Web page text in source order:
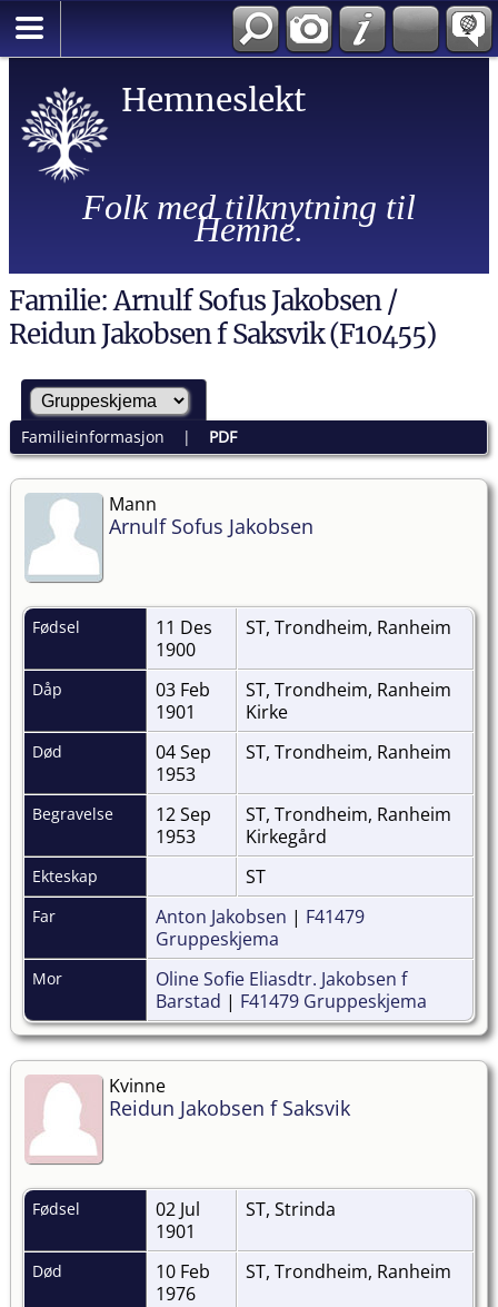
Hemneslekt
Folk med tilknytning til
Hemne.
Familie: Arnulf Sofus Jakobsen /
Reidun Jakobsen f Saksvik (F10455)
Familieinformasjon | PDF
Mann
Arnulf Sofus Jakobsen
Fødsel
11 Des
1900
ST, Trondheim, Ranheim
Dåp
03 Feb
1901
ST, Trondheim, Ranheim
Kirke
Død
04 Sep
1953
ST, Trondheim, Ranheim
Begravelse
12 Sep
1953
ST, Trondheim, Ranheim
Kirkegård
Ekteskap ST
Far Anton Jakobsen | F41479
Gruppeskjema
Mor
Oline Sofie Eliasdtr. Jakobsen f
Barstad | F41479 Gruppeskjema
Kvinne
Reidun Jakobsen f Saksvik
Fødsel
02 Jul
1901
ST, Strinda
Død
10 Feb
1976
ST, Trondheim, Ranheim